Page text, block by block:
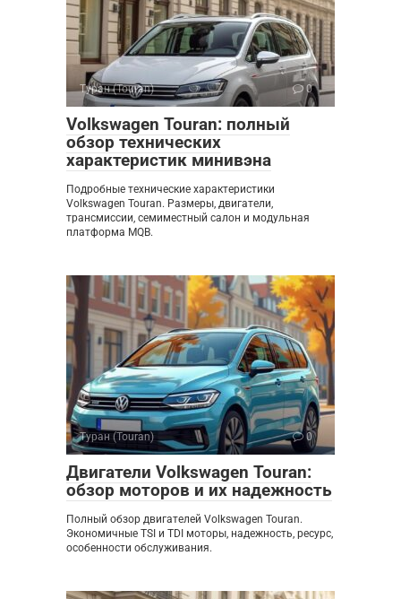
Туран (Touran) 0
Volkswagen Touran: полный
обзор технических
характеристик минивэна
Подробные технические характеристики
Volkswagen Touran. Размеры, двигатели,
трансмиссии, семиместный салон и модульная
платформа MQB.
Туран (Touran) 0
Двигатели Volkswagen Touran:
обзор моторов и их надежность
Полный обзор двигателей Volkswagen Touran.
Экономичные TSI и TDI моторы, надежность, ресурс,
особенности обслуживания.